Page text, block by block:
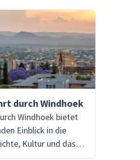
durch Windhoek
Windhoek bietet
Einblick in die
Kultur und das
Als